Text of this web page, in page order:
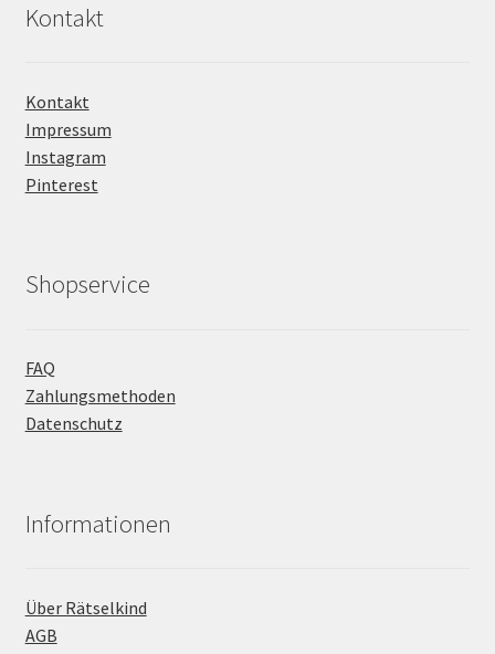
Kontakt
Kontakt
Impressum
Instagram
Pinterest
Shopservice
FAQ
Zahlungsmethoden
Datenschutz
Informationen
Über Rätselkind
AGB